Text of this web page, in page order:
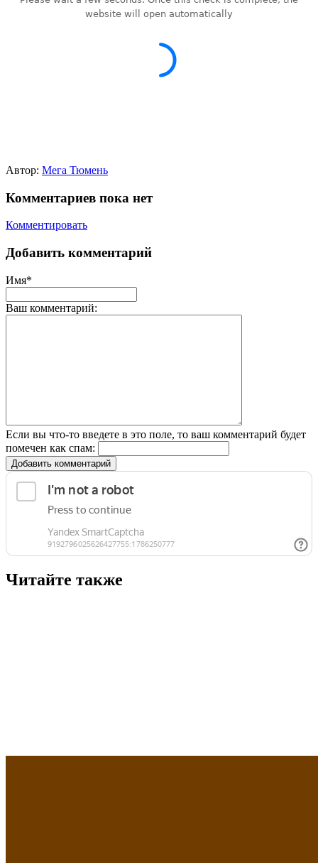
Автор: Мега Тюмень
Комментариев пока нет
Комментировать
Добавить комментарий
Имя*
Ваш комментарий:
Если вы что-то введете в это поле, то ваш комментарий будет
помечен как спам:
Добавить комментарий
Читайте также